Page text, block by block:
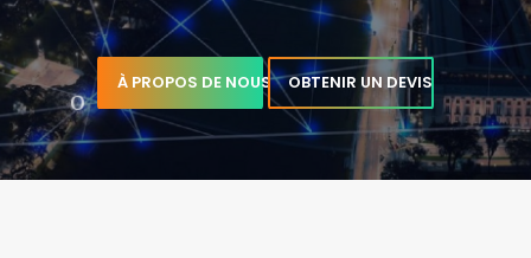
t
À PROPOS DE NOUS OBTENIR UN DEVIS